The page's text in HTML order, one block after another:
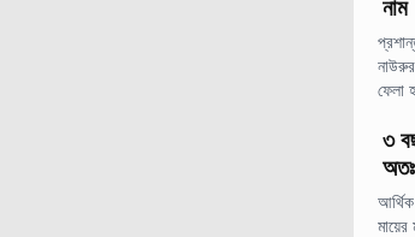
নাম
ফেলা
৩